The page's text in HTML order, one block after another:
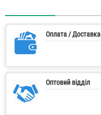
Оплата / Доставка
Оптовий відділ